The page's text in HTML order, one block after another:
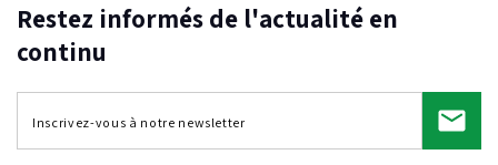
Restez informés de l'actualité en
continu